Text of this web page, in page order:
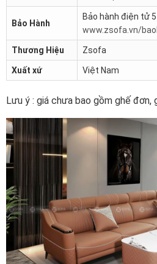
Bảo Hành
Bảo hành điện tử
www.zsofa.vn/
Thương Hiệu Zsofa
Xuất xứ Việt Nam
Lưu ý : giá chưa bao gồm ghế đơn,